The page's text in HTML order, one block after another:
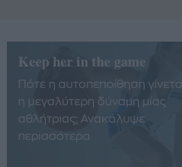
Keep her in the game
Πότε η αυτοπεποίθηση γίνεται
η μεγαλύτερη δύναμη μίας
αθλήτριας; Ανακάλυψε
περισσότερα